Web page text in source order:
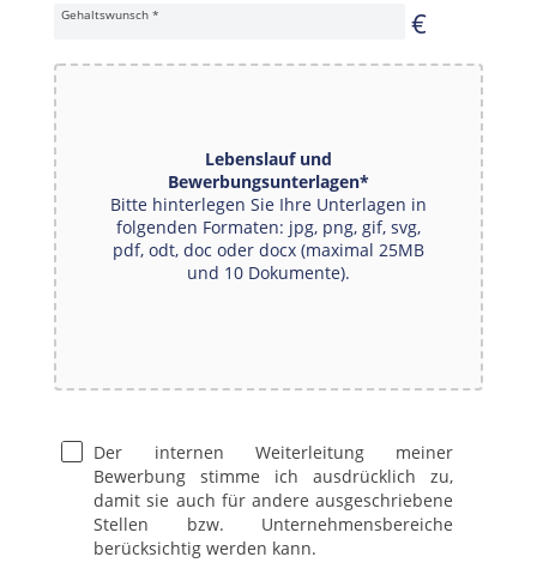
Gehaltswunsch * €
Lebenslauf und
Bewerbungsunterlagen*
Bitte hinterlegen Sie Ihre Unterlagen in
folgenden Formaten: jpg, png, gif, svg,
pdf, odt, doc oder docx (maximal 25MB
und 10 Dokumente).
DATENSCHUTZ UND
Der internen Weiterleitung meiner
Bewerbung stimme ich ausdrücklich zu,
damit sie auch für andere ausgeschriebene
Stellen bzw. Unternehmensbereiche
berücksichtig werden kann.